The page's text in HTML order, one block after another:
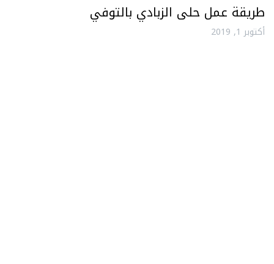
طريقة عمل حلى الزبادي بالتوفي
أكتوبر 1, 2019